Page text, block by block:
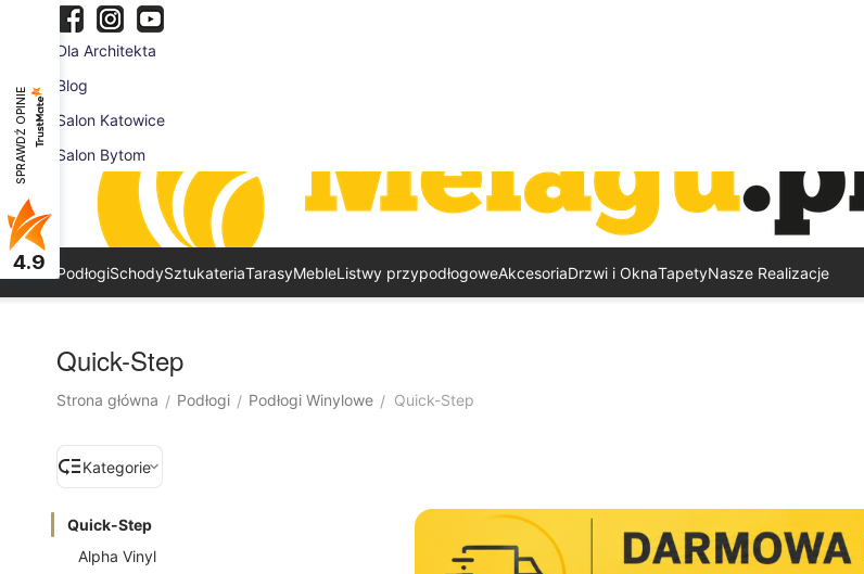
Dla Architekta
Blog
Salon Katowice
Salon Bytom
PodłogiSchodySztukateriaTarasyMebleListwy przypodłogoweAkcesoriaDrzwi i OknaTapetyNasze Realizacje
Quick-Step
Strona główna / Podłogi / Podłogi Winylowe / Quick-Step
Kategorie
Quick-Step
Alpha Vinyl
SPRAWDŹ OPINIE
4.9